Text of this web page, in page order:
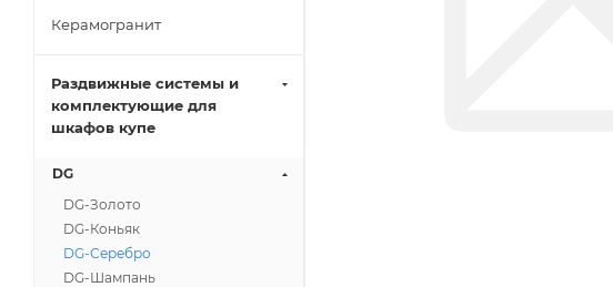
Керамогранит
Раздвижные системы и
комплектующие для
шкафов купе
DG
DG-Золото
DG-Коньяк
DG-Серебро
DG-Шампань